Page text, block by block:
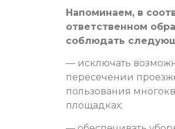
Напоминаем, в
ответственном
соблюдать
— исключать
пересечении
пользования
площадках;